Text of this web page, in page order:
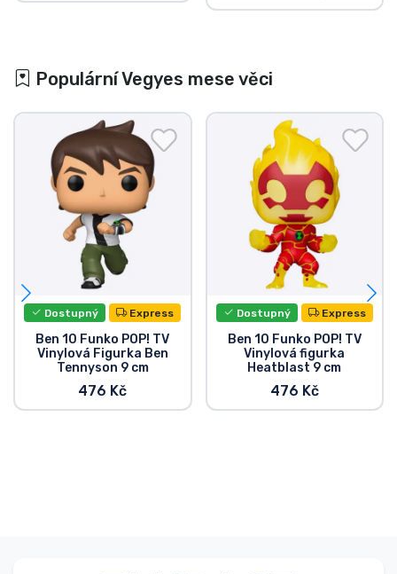
Populární Vegyes mese věci
Dostupný Express
Ben 10 Funko POP! TV
Vinylová Figurka Ben
Tennyson 9 cm
476 Kč
Dostupný Express
Ben 10 Funko POP! TV
Vinylová figurka
Heatblast 9 cm
476 Kč